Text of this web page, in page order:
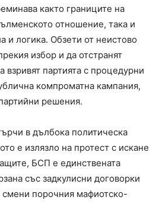
както границите на
отношение, така и
и логика. Обзети от неистово
избор и да отстранят
взривят партията с процедурни
компроматна кампания,
решения.
в дълбока политическа
е излязло на протест с искане
БСП е единствената
със задкулисни договорки
порочния мафиотско-